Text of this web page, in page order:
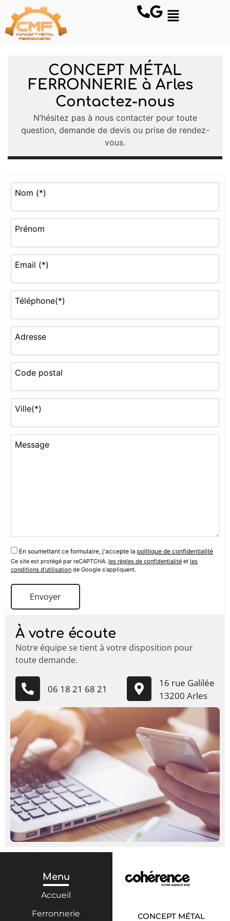
CONCEPT MÉTAL
FERRONNERIE à Arles
Contactez-nous
N’hésitez pas à nous contacter pour toute
question, demande de devis ou prise de rendez-
vous.
À votre écoute
Notre équipe se tient à votre disposition pour
toute demande.
06 18 21 68 21
16 rue Galilée
13200 Arles
Nom (*)
Prénom
Email (*)
Téléphone(*)
Adresse
Code postal
Ville(*)
Message
En soumettant ce formulaire, j'accepte la politique de confidentialité
Ce site est protégé par reCAPTCHA. les règles de confidentialité et les
conditions d'utilisation de Google s'appliquent.
Menu
Accueil
Ferronnerie
CONCEPT MÉTAL